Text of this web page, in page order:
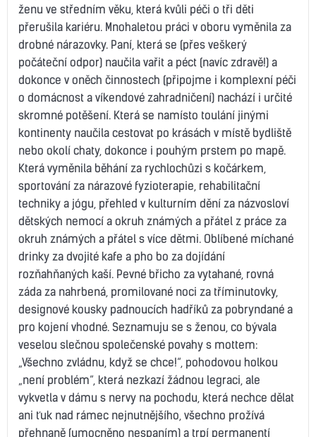
ženu ve středním věku, která kvůli péči o tři děti
přerušila kariéru. Mnohaletou práci v oboru vyměnila za
drobné nárazovky. Paní, která se (přes veškerý
počáteční odpor) naučila vařit a péct (navíc zdravě!) a
dokonce v oněch činnostech (připojme i komplexní péči
o domácnost a víkendové zahradničení) nachází i určité
skromné potěšení. Která se namísto toulání jinými
kontinenty naučila cestovat po krásách v místě bydliště
nebo okolí chaty, dokonce i pouhým prstem po mapě.
Která vyměnila běhání za rychlochůzi s kočárkem,
sportování za nárazové fyzioterapie, rehabilitační
techniky a jógu, přehled v kulturním dění za názvosloví
dětských nemocí a okruh známých a přátel z práce za
okruh známých a přátel s více dětmi. Oblíbené míchané
drinky za dvojité kafe a pho bo za dojídání
rozňahňaných kaší. Pevné břicho za vytahané, rovná
záda za nahrbená, promilované noci za tříminutovky,
designové kousky padnoucích hadříků za pobryndané a
pro kojení vhodné. Seznamuju se s ženou, co bývala
veselou slečnou společenské povahy s mottem:
„Všechno zvládnu, když se chce!“, pohodovou holkou
„není problém“, která nezkazí žádnou legraci, ale
vykvetla v dámu s nervy na pochodu, která nechce dělat
ani ťuk nad rámec nejnutnějšího, všechno prožívá
přehnaně (umocněno nespaním) a trpí permanentí